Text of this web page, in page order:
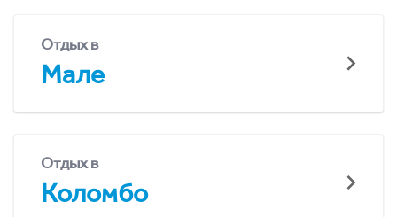
Отдых в
Мале
Отдых в
Коломбо